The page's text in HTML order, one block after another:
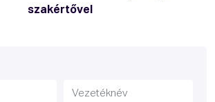
szakértővel